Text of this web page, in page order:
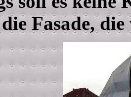
die Fasade,